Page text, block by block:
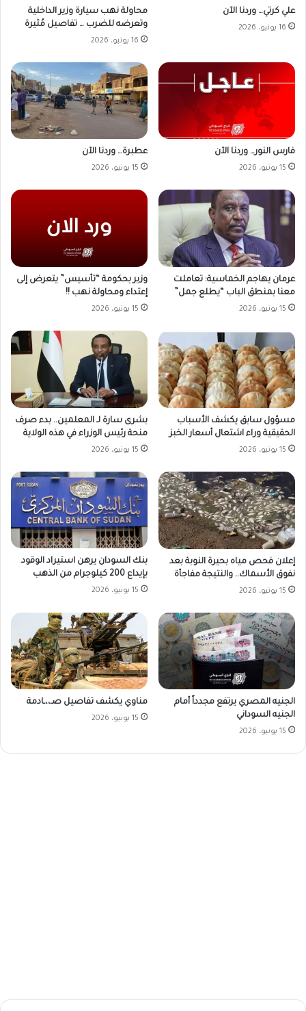
علي كرتي… وردنا الآن
16 يونيو، 2026
محاولة نهب سيارة وزير الداخلية
وتعرضه للضرب … تفاصيل مُثيرة
16 يونيو، 2026
فارس النور… وردنا الآن
15 يونيو، 2026
عطبرة… وردنا الآن
15 يونيو، 2026
عرمان يهاجم الخماسية: تعاملت
معنا بمنطق الباب “يطلع جمل”
15 يونيو، 2026
وزير بحكومة “تأسيس” يتعرض إلى
إعتداء ومحاولة نهب !!
15 يونيو، 2026
مسؤول سابق يكشف الأسباب
الحقيقية وراء اشتعال أسعار الخبز
15 يونيو، 2026
بشرى سارة لـ المعلمين.. بدء صرف
منحة رئيس الوزراء في هذه الولاية
15 يونيو، 2026
إعلان فحص مياه بحيرة النوبة بعد
نفوق الأسماك.. والنتيجة مفاجأة
15 يونيو، 2026
بنك السودان يرهن استيراد الوقود
بإيداع 200 كيلوجرام من الذهب
15 يونيو، 2026
الجنيه المصري يرتفع مجدداً أمام
الجنيه السوداني
15 يونيو، 2026
مناوي يكشف تفاصيل صـ،،ـادمة
15 يونيو، 2026